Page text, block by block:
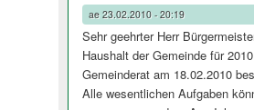
ae23.02.2010 - 20:19
Sehr geehrter Herr
Haushalt der Gemeinde für
Gemeinderat am 18.02.2010
Alle wesentlichen Aufgaben